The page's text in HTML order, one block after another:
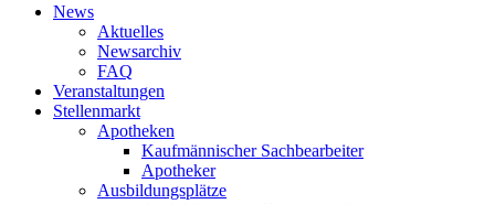
News
Aktuelles
Newsarchiv
FAQ
Veranstaltungen
Stellenmarkt
Apotheken
Kaufmännischer Sachbearbeiter
Apotheker
Ausbildungsplätze